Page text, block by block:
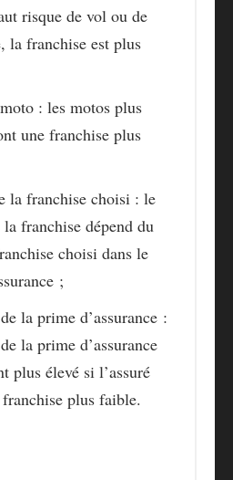
risque de vol ou de
la franchise est plus
: les motos plus
une franchise plus
la franchise choisi : le
franchise dépend du
choisi dans le
;
la prime d’assurance :
la prime d’assurance
plus élevé si l’assuré
plus faible.